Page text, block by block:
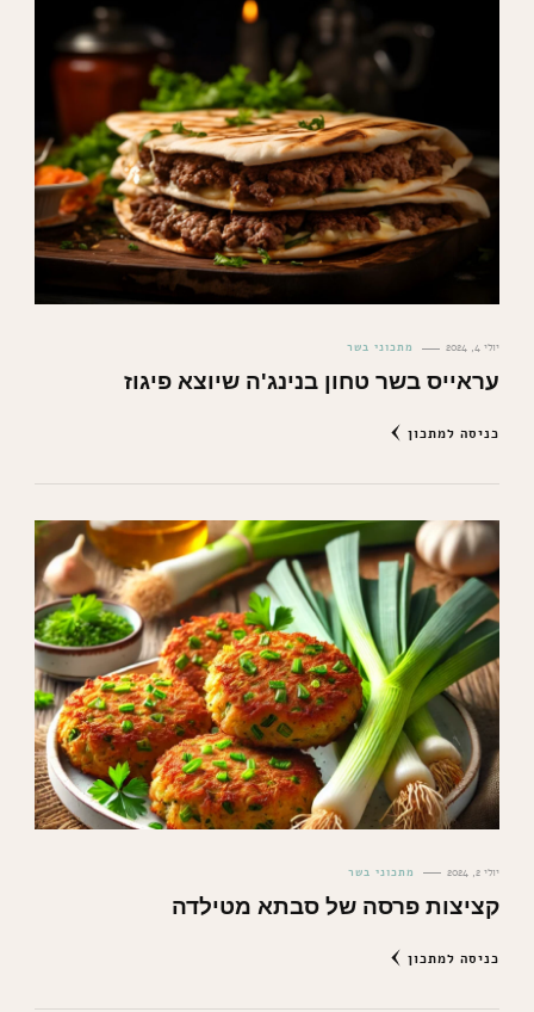
יולי 4, 2024 מתכוני בשר
עראייס בשר טחון בנינג'ה שיוצא פיגוז
כניסה למתכון
יולי 2, 2024 מתכוני בשר
קציצות פרסה של סבתא מטילדה
כניסה למתכון